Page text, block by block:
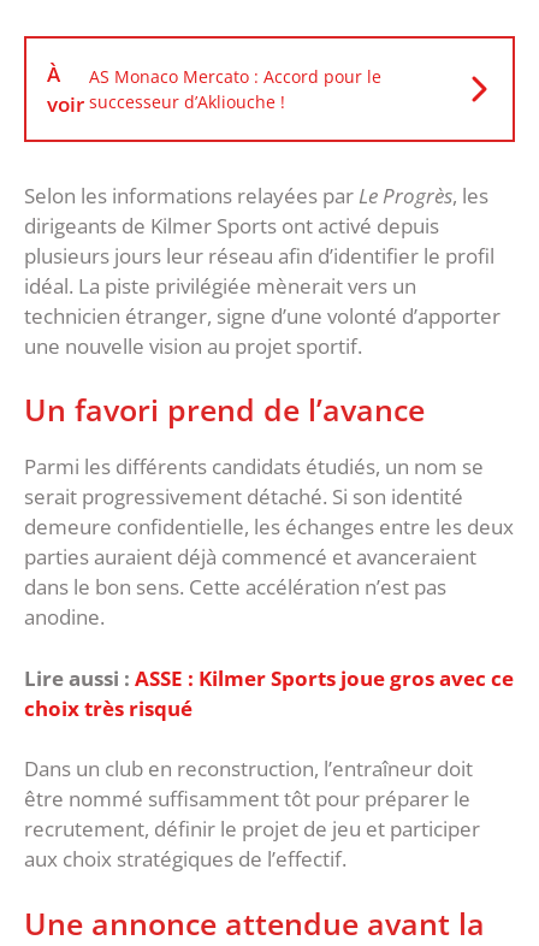
À
voir
AS Monaco Mercato : Accord pour le
successeur d’Akliouche !
‎Selon les informations relayées par Le Progrès, les
dirigeants de Kilmer Sports ont activé depuis
plusieurs jours leur réseau afin d’identifier le profil
idéal. La piste privilégiée mènerait vers un
technicien étranger, signe d’une volonté d’apporter
une nouvelle vision au projet sportif.
‎Un favori prend de l’avance
‎Parmi les différents candidats étudiés, un nom se
serait progressivement détaché. Si son identité
demeure confidentielle, les échanges entre les deux
parties auraient déjà commencé et avanceraient
dans le bon sens. ‎Cette accélération n’est pas
anodine.
Lire aussi : ASSE : Kilmer Sports joue gros avec ce
choix très risqué
Dans un club en reconstruction, l’entraîneur doit
être nommé suffisamment tôt pour préparer le
recrutement, définir le projet de jeu et participer
aux choix stratégiques de l’effectif.
‎Une annonce attendue avant la